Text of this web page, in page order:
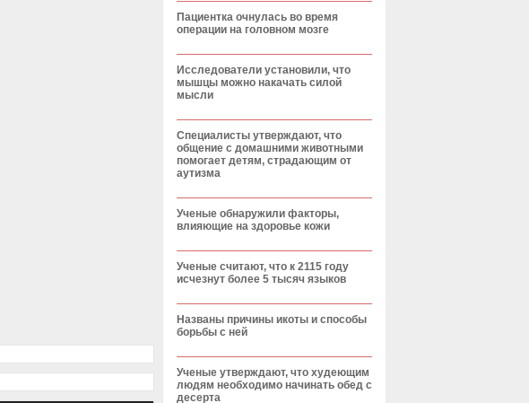
Пациентка очнулась во время
операции на головном мозге
Исследователи установили, что
мышцы можно накачать силой
мысли
Специалисты утверждают, что
общение с домашними животными
помогает детям, страдающим от
аутизма
Ученые обнаружили факторы,
влияющие на здоровье кожи
Ученые считают, что к 2115 году
исчезнут более 5 тысяч языков
Названы причины икоты и способы
борьбы с ней
Ученые утверждают, что худеющим
людям необходимо начинать обед с
десерта